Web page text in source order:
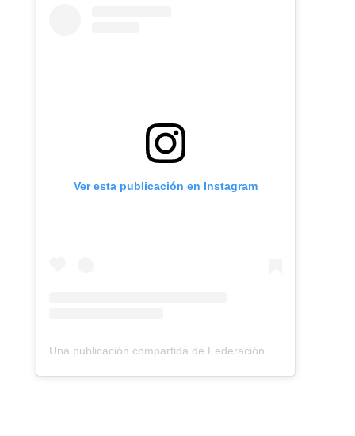
Ver esta publicación en Instagram
Una publicación compartida de Federación Montañismo Tenerife (@federacion_montanismo_tenerife)